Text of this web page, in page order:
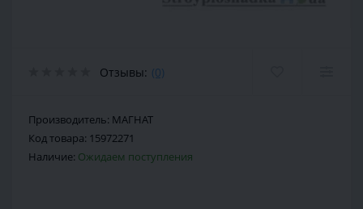
Отзывы: (0)
Производитель: МАГНАТ
Код товара: 15972271
Наличие: Ожидаем поступления